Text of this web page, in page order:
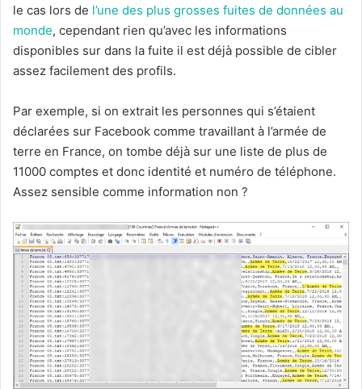
le cas lors de l’une des plus grosses fuites de données au
monde, cependant rien qu’avec les informations
disponibles sur dans la fuite il est déjà possible de cibler
assez facilement des profils.
Par exemple, si on extrait les personnes qui s’étaient
déclarées sur Facebook comme travaillant à l’armée de
terre en France, on tombe déjà sur une liste de plus de
11000 comptes et donc identité et numéro de téléphone.
Assez sensible comme information non ?